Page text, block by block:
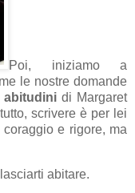
Poi, iniziamo a
le nostre domande
abitudinidi Margaret
scrivere è per lei
e rigore, ma
abitare.